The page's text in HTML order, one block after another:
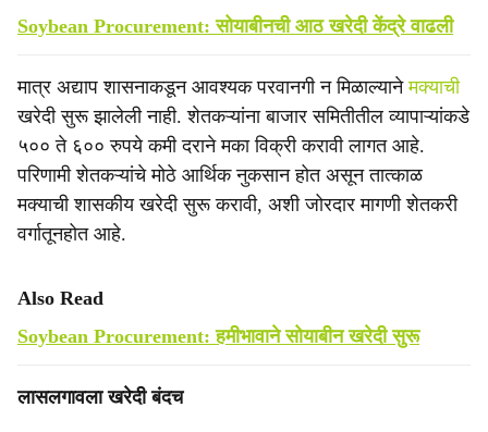
Soybean Procurement: सोयाबीनची आठ खरेदी केंद्रे वाढली
मात्र अद्याप शासनाकडून आवश्यक परवानगी न मिळाल्यानेमक्याची
खरेदी सुरू झालेली नाही. शेतकऱ्यांना बाजार समितीतील व्यापाऱ्यांकडे
५०० ते ६०० रुपये कमी दराने मका विक्री करावी लागत आहे.
परिणामी शेतकऱ्यांचे मोठे आर्थिक नुकसान होत असून तात्काळ
मक्याची शासकीय खरेदी सुरू करावी, अशी जोरदार मागणी शेतकरी
वर्गातूनहोत आहे.
Also Read
Soybean Procurement: हमीभावाने सोयाबीन खरेदी सुरू
लासलगावला खरेदी बंदच